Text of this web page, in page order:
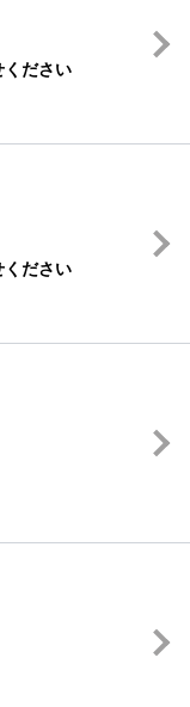
ください
ください